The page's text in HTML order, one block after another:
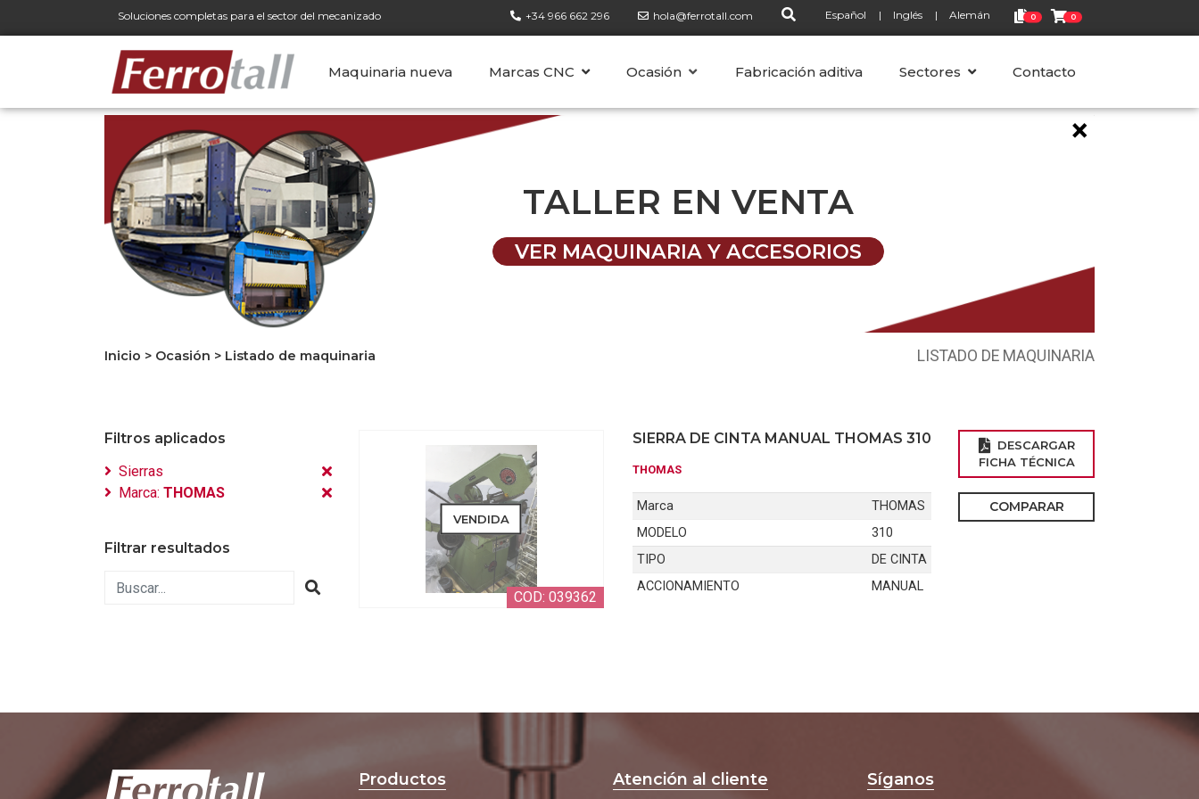
Maquinaria nueva Marcas CNC OcasiónCATEGORÍASFabricación aditiva Sectores Contacto
Soluciones completas para el sector del mecanizado +34 966 662 296 hola@ferrotall.com Español Inglés Alemán 0 0
×
TALLER EN VENTA
VER MAQUINARIA Y ACCESORIOS
Inicio > Ocasión > Listado de maquinaria LISTADO DE MAQUINARIA
COD: 039362
VENDIDA
SIERRA DE CINTA MANUAL THOMAS 310
THOMAS
Marca
THOMAS
MODELO
310
TIPO
DE CINTA
ACCIONAMIENTO
MANUAL
DESCARGAR
FICHA TÉCNICA
COMPARAR
Filtros aplicados
Sierras
Marca: THOMAS
Filtrar resultados
Productos Atención al cliente Síganos